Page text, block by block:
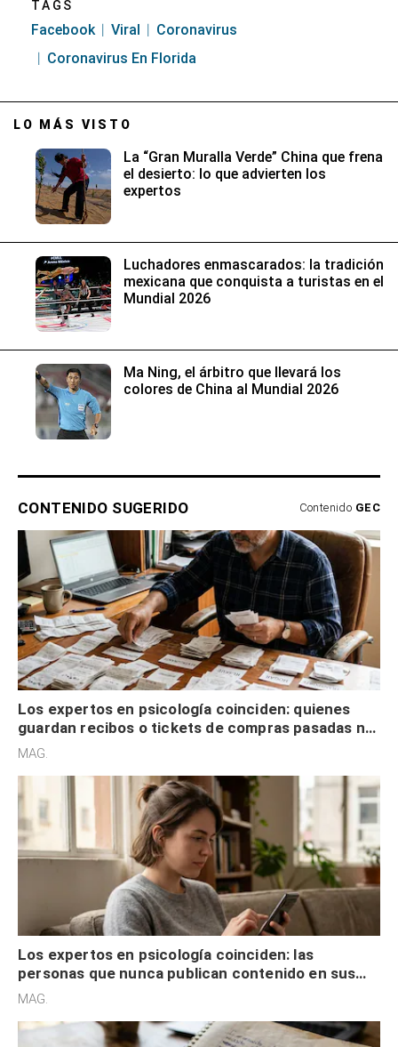
TAGS
Facebook Viral
Coronavirus
Coronavirus En Florida
LO MÁS VISTO
La “Gran Muralla Verde” China que frena
el desierto: lo que advierten los
expertos
Luchadores enmascarados: la tradición
mexicana que conquista a turistas en el
Mundial 2026
Ma Ning, el árbitro que llevará los
colores de China al Mundial 2026
CONTENIDO SUGERIDO Contenido GEC
Los expertos en psicología coinciden: quienes
guardan recibos o tickets de compras pasadas no
son acumuladores, sino que tienen necesidad de
MAG.
Los expertos en psicología coinciden: las
personas que nunca publican contenido en sus
redes sociales no pretenden buscar validación
MAG.